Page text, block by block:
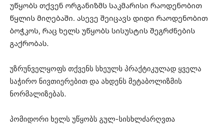
უწყობს თქვენ ორგანიზმს საკმარისი რაოდენობით
წყლის მიღებაში. ასევე შეიცავს დიდი რაოდენობით
ბოჭკოს, რაც ხელს უწყობს სისუსტის შეგრძნების
გაქრობას.
უზრუნველყოფს თქვენს სხეულს პრაქტიკულად ყველა
საჭირო ნივთიერებით და ახდენს მეტაბოლიზმის
ნორმალიზებას.
პომიდორი ხელს უწყობს გულ-სისხლძარღვთა